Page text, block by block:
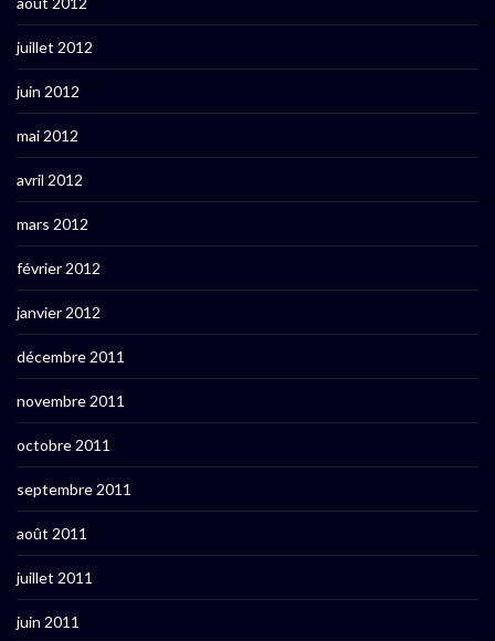
juillet 2012
juin 2012
mai 2012
avril 2012
mars 2012
février 2012
janvier 2012
décembre 2011
novembre 2011
octobre 2011
septembre 2011
août 2011
juillet 2011
juin 2011